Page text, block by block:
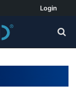
Login